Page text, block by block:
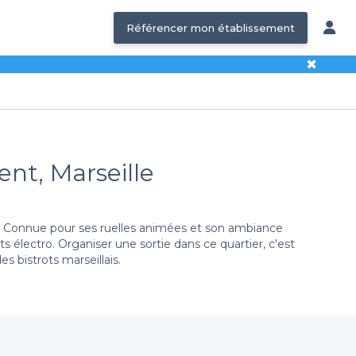
Référencer mon établissement
✖
Marseille
pour ses ruelles animées et son ambiance
électro. Organiser une sortie dans ce quartier, c'est
bistrots marseillais.
permet d’accéder à une large sélection
ou de downtempo, notre répertoire couvre une